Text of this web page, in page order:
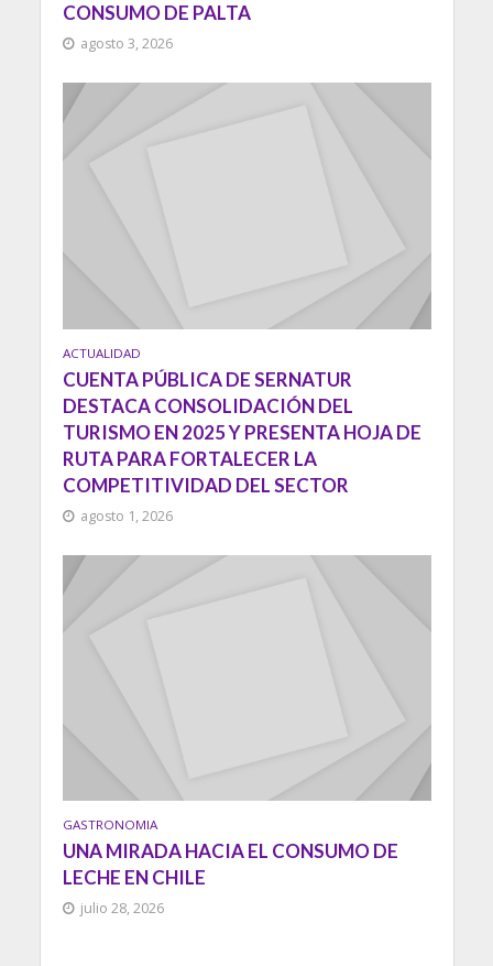
CONSUMO DE PALTA
agosto 3, 2026
ACTUALIDAD
CUENTA PÚBLICA DE SERNATUR
DESTACA CONSOLIDACIÓN DEL
TURISMO EN 2025 Y PRESENTA HOJA DE
RUTA PARA FORTALECER LA
COMPETITIVIDAD DEL SECTOR
agosto 1, 2026
GASTRONOMIA
UNA MIRADA HACIA EL CONSUMO DE
LECHE EN CHILE
julio 28, 2026